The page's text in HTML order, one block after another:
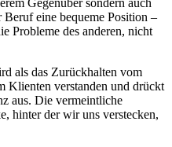
Gegenüber sondern auch
eine bequeme Position –
Probleme des anderen, nicht
als das Zurückhalten vom
Klienten verstanden und drückt
aus. Die vermeintliche
hinter der wir uns verstecken,